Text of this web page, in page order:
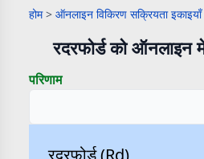
होम > ऑनलाइन विकिरण सक्रियता
रदरफोर्ड को ऑनलाइन
परिणाम
रदरफोर्ड (Rd)